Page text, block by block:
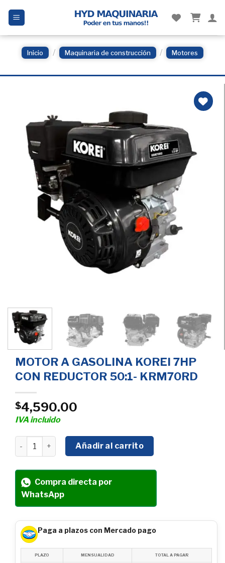
Inicio / Maquinaria de construcción / Motores
Lista
de
deseos
MOTOR A GASOLINA KOREI 7HP
CON REDUCTOR 50:1- KRM70RD
$4,590.00
IVA incluido
MOTOR A GASOLINA KOREI 7HP CON REDUCTOR 50:1-
Añadir al carrito
Compra directa por
WhatsApp
Paga a plazos con Mercado pago
PLAZO MENSUALIDAD TOTAL A PAGAR